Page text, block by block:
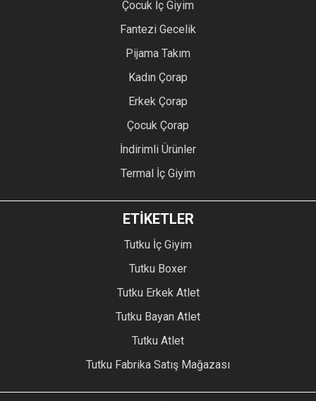
Çocuk İç Giyim
Fantezi Gecelik
Pijama Takım
Kadın Çorap
Erkek Çorap
Çocuk Çorap
İndirimli Ürünler
Termal İç Giyim
ETİKETLER
Tutku İç Giyim
Tutku Boxer
Tutku Erkek Atlet
Tutku Bayan Atlet
Tutku Atlet
Tutku Fabrika Satış Mağazası